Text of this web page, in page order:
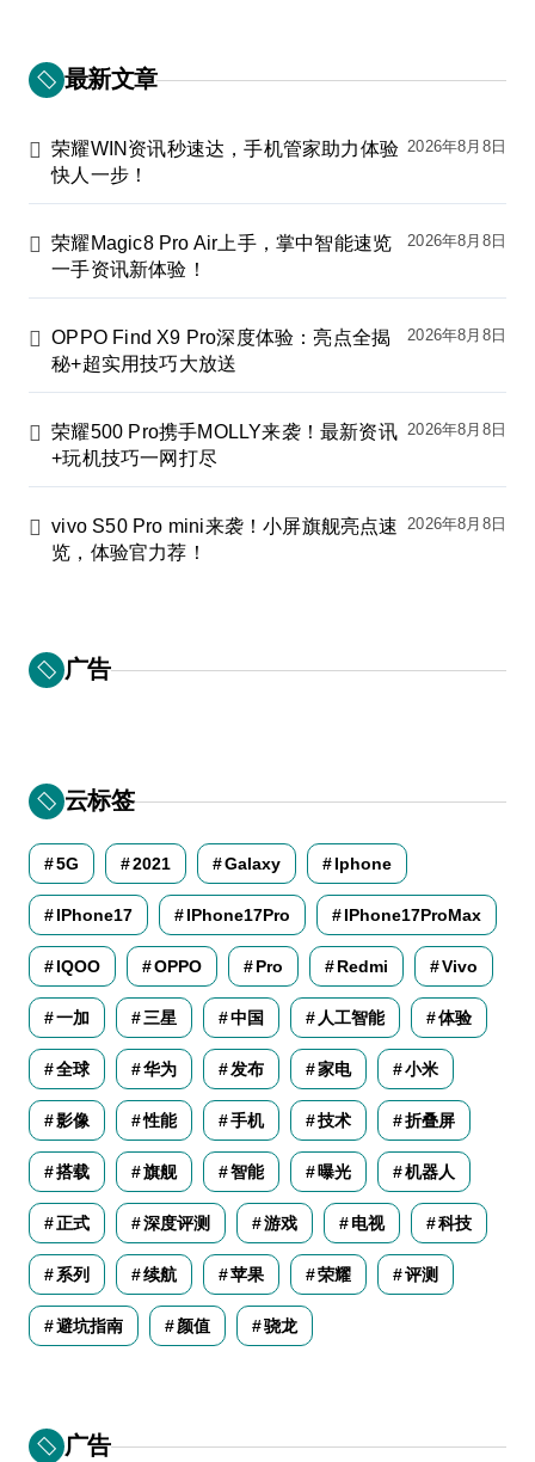
最新文章
荣耀WIN资讯秒速达，手机管家助力体验
快人一步！
2026年8月8日
荣耀Magic8 Pro Air上手，掌中智能速览
一手资讯新体验！
2026年8月8日
OPPO Find X9 Pro深度体验：亮点全揭
秘+超实用技巧大放送
2026年8月8日
荣耀500 Pro携手MOLLY来袭！最新资讯
+玩机技巧一网打尽
2026年8月8日
vivo S50 Pro mini来袭！小屏旗舰亮点速
览，体验官力荐！
2026年8月8日
广告
云标签
5G 2021 Galaxy Iphone
IPhone17 IPhone17Pro IPhone17ProMax
IQOO OPPO Pro Redmi Vivo
一加 三星 中国 人工智能 体验
全球 华为 发布 家电 小米
影像 性能 手机 技术 折叠屏
搭载 旗舰 智能 曝光 机器人
正式 深度评测 游戏 电视 科技
系列 续航 苹果 荣耀 评测
避坑指南 颜值 骁龙
广告